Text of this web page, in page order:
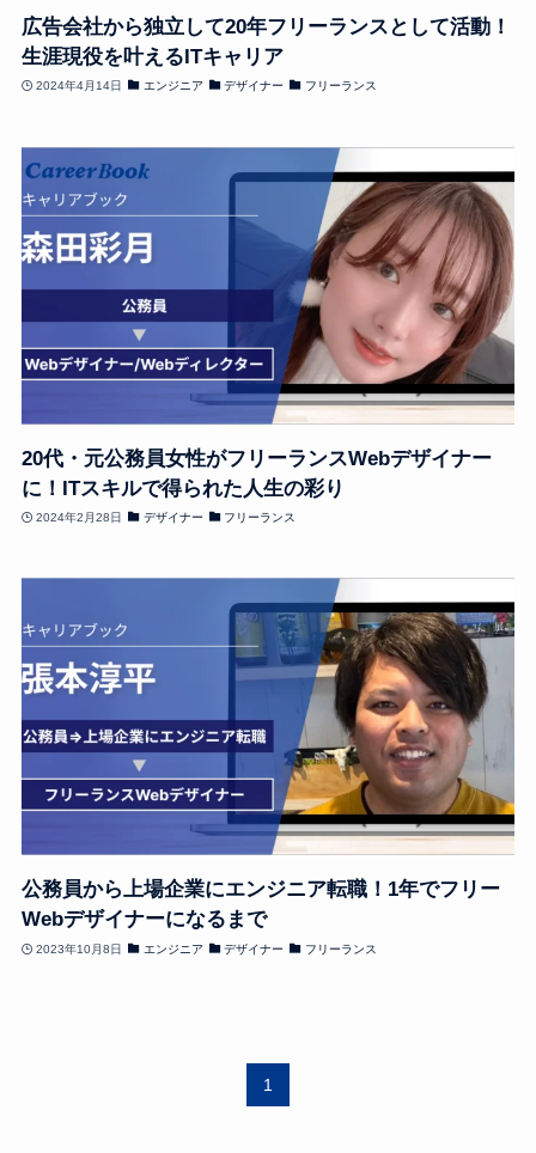
広告会社から独立して20年フリーランスとして活動！
生涯現役を叶えるITキャリア
2024年4月14日 エンジニア デザイナー フリーランス
20代・元公務員女性がフリーランスWebデザイナー
に！ITスキルで得られた人生の彩り
2024年2月28日 デザイナー フリーランス
公務員から上場企業にエンジニア転職！1年でフリー
Webデザイナーになるまで
2023年10月8日 エンジニア デザイナー フリーランス
1